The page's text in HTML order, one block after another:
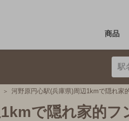
商品
河野原円心駅(兵庫県)周辺1kmで隠れ家
で隠れ家的フ